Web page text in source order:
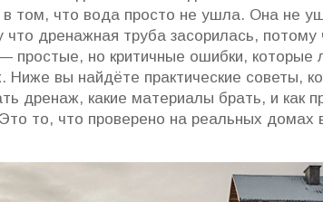
в том, что вода просто не ушла. Она не
что дренажная труба засорилась,
простые, но критичные ошибки, которые
Ниже вы найдёте практические советы,
дренаж, какие материалы брать, и как
то, что проверено на реальных домах